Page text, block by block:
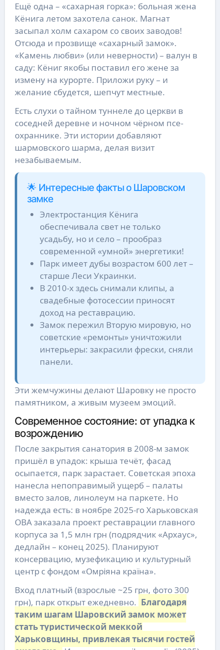
Ещё одна – «сахарная горка»: больная жена
Кёнига летом захотела санок. Магнат
засыпал холм сахаром со своих заводов!
Отсюда и прозвище «сахарный замок».
«Камень любви» (или неверности) – валун в
саду: Кёниг якобы поставил его жене за
измену на курорте. Приложи руку – и
желание сбудется, шепчут местные.
Есть слухи о тайном туннеле до церкви в
соседней деревне и ночном чёрном псе-
охраннике. Эти истории добавляют
шармовского шарма, делая визит
незабываемым.
🌟 Интересные факты о Шаровском
замке
Электростанция Кёнига
обеспечивала свет не только
усадьбу, но и село – прообраз
современной «умной» энергетики!
Парк имеет дубы возрастом 600 лет –
старше Леси Украинки.
В 2010-х здесь снимали клипы, а
свадебные фотосессии приносят
доход на реставрацию.
Замок пережил Вторую мировую, но
советские «ремонты» уничтожили
интерьеры: закрасили фрески, сняли
панели.
Эти жемчужины делают Шаровку не просто
памятником, а живым музеем эмоций.
Современное состояние: от упадка к
возрождению
После закрытия санатория в 2008-м замок
пришёл в упадок: крыша течёт, фасад
осыпается, парк зарастает. Советская эпоха
нанесла непоправимый ущерб – палаты
вместо залов, линолеум на паркете. Но
надежда есть: в ноябре 2025-го Харьковская
ОВА заказала проект реставрации главного
корпуса за 1,5 млн грн (подрядчик «Архаус»,
дедлайн – конец 2025). Планируют
консервацию, музефикацию и культурный
центр с фондом «Омріяна країна».
Вход платный (взрослые ~25 грн, фото 300
грн), парк открыт ежедневно. Благодаря
таким шагам Шаровский замок может
стать туристической меккой
Харьковщины, привлекая тысячи гостей